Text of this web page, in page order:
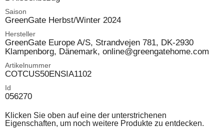
Saison
GreenGate Herbst/Winter 2024
Hersteller
GreenGate Europe A/S, Strandvejen 781, DK-2930
Klampenborg, Dänemark, online@greengatehome.com
Artikelnummer
COTCUS50ENSIA1102
Id
056270
Klicken Sie oben auf eine der unterstrichenen
Eigenschaften, um noch weitere Produkte zu entdecken.